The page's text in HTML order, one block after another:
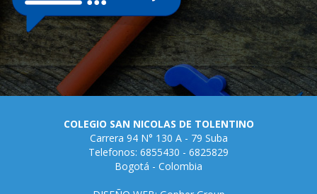
COLEGIO SAN NICOLAS DE TOLENTINO
Carrera 94 N° 130 A - 79 Suba
Telefonos: 6855430 - 6825829
Bogotá - Colombia